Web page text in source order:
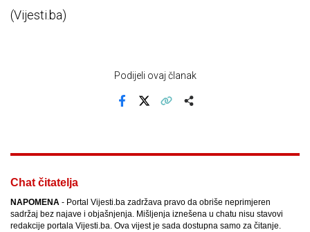
(Vijesti.ba)
Podijeli ovaj članak
Chat čitatelja
NAPOMENA - Portal Vijesti.ba zadržava pravo da obriše neprimjeren
sadržaj bez najave i objašnjenja. Mišljenja iznešena u chatu nisu stavovi
redakcije portala Vijesti.ba. Ova vijest je sada dostupna samo za čitanje.